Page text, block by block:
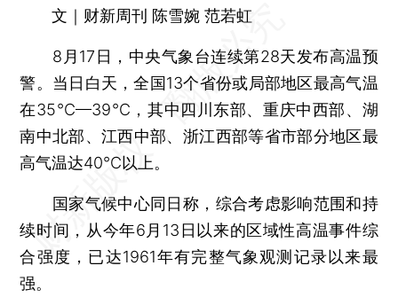
文｜财新周刊 陈雪婉 范若虹
8月17日，中央气象台连续第28天发布高温预
警。当日白天，全国13个省份或局部地区最高气温
在35℃—39℃，其中四川东部、重庆中西部、湖
南中北部、江西中部、浙江西部等省市部分地区最
高气温达40℃以上。
国家气候中心同日称，综合考虑影响范围和持
续时间，从今年6月13日以来的区域性高温事件综
合强度，已达1961年有完整气象观测记录以来最
强。